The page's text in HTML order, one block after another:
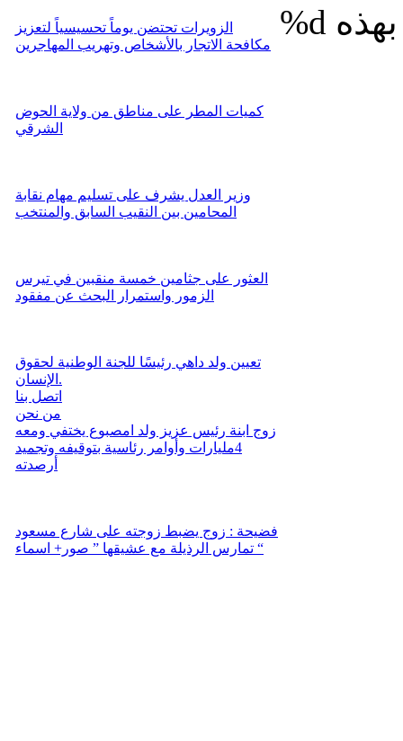
الزويرات تحتضن يوماً تحسيسياً لتعزيز
مكافحة الاتجار بالأشخاص وتهريب المهاجرين
كميات المطر على مناطق من ولاية الحوض
الشرقي
وزير العدل يشرف على تسليم مهام نقابة
المحامين بين النقيب السابق والمنتخب
العثور على جثامين خمسة منقبين في تيرس
الزمور واستمرار البحث عن مفقود
تعيين ولد داهي رئيسًا للجنة الوطنية لحقوق
الإنسان.
اتصل بنا
من نحن
زوج ابنة رئيس عزيز ولد امصبوع يختفي ومعه
4مليارات وأوامر رئاسية بتوقيفه وتجميد
أرصدته
فضيحة : زوج يضبط زوجته على شارع مسعود
تمارس الرذيلة مع عشيقها ” صور+ اسماء “
%d